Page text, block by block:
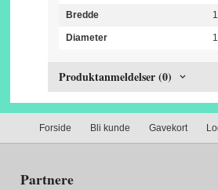
Bredde
Diameter
Produktanmeldelser (0)
Forside Bli kunde Gavekort
Partnere